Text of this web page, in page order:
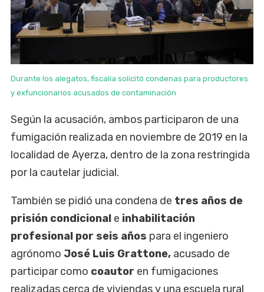
Durante los alegatos, fiscalía solicitó condenas para productores
y exfuncionarios acusados de contaminación
Según la acusación, ambos participaron de una
fumigación realizada en noviembre de 2019 en la
localidad de Ayerza, dentro de la zona restringida
por la cautelar judicial.
También se pidió una condena de tres años de
prisión condicional e inhabilitación
profesional por seis años para el ingeniero
agrónomo José Luis Grattone, acusado de
participar como coautor en fumigaciones
realizadas cerca de viviendas y una escuela rural